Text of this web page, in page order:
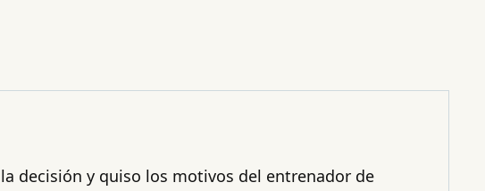
decisión y quiso los motivos del entrenador de